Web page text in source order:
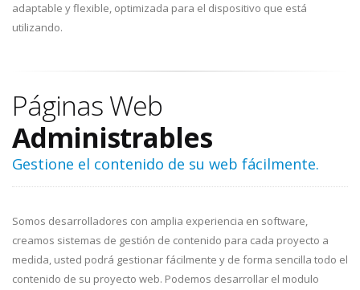
adaptable y flexible, optimizada para el dispositivo que está
utilizando.
Páginas Web
Administrables
Gestione el contenido de su web fácilmente.
Somos desarrolladores con amplia experiencia en software,
creamos sistemas de gestión de contenido para cada proyecto a
medida, usted podrá gestionar fácilmente y de forma sencilla todo el
contenido de su proyecto web. Podemos desarrollar el modulo